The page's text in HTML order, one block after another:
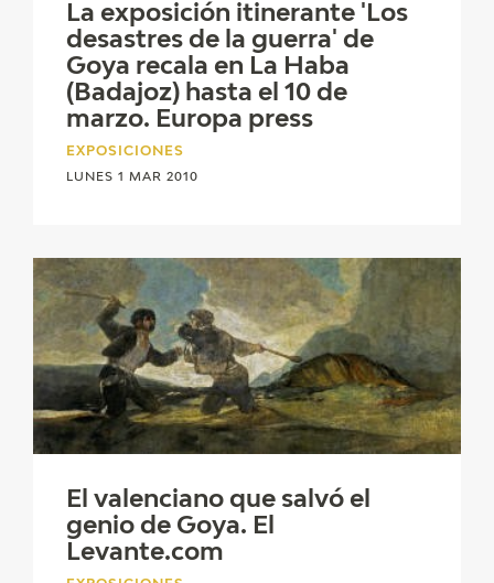
La exposición itinerante 'Los
desastres de la guerra' de
Goya recala en La Haba
(Badajoz) hasta el 10 de
marzo. Europa press
EXPOSICIONES
LUNES 1 MAR 2010
El valenciano que salvó el
genio de Goya. El
Levante.com